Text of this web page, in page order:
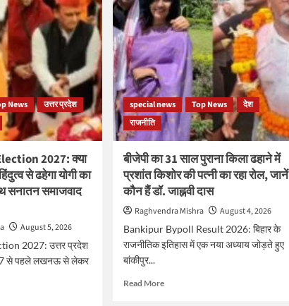
News
उत्तर प्रदेश
2027: क्या
से ढहेगा योगी का
सनातन समाजवाद
August 5, 2026
2027: उत्तर प्रदेश
से पहले लखनऊ से लेकर
special news Top News
देश
राजनीति
बीजेपी का 31 साल पुराना किला ढहाने में
प्रशांत किशोर की पत्नी का रहा रोल, जानें
कौन हैं डॉ. जाह्नवी दास
Raghvendra Mishra
August 4, 2026
Bankipur Bypoll Result 2026: बिहार के
राजनीतिक इतिहास में एक नया अध्याय जोड़ते हुए
बांकीपुर...
Read MoreRead